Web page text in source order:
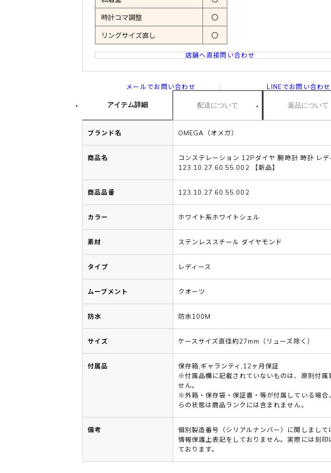
時計コマ調整 〇
リングサイズ直し 〇
店舗へ直接問い合わせ
メールでお問い合わせ LINEでお問い合わせ
アイテム詳細 配送について 返品について
ブランド名 OMEGA（オメガ）
商品名
コンステレーション 12Pダイヤ 腕時計 時計 レデ
123.10.27.60.55.002 【新品】
商品品番 123.10.27.60.55.002
カラー ホワイト系ホワイトシェル
素材 ステンレススチール ダイヤモンド
タイプ レディース
ムーブメント クオーツ
防水 防水100M
サイズ ケースサイズ直径約27mm（リューズ除く）
付属品
保存箱,ギャランティ,12ヶ月保証
※付属品欄に記載されていないものは、原則付属
せん。
※外箱・保存袋・保証書・等が付属している場合
らの状態は商品ランクには含まれません。
備考
個別製造番号（シリアルナンバー）に関しまして
情報保護上表記をしておりません。実際には刻印
ております。